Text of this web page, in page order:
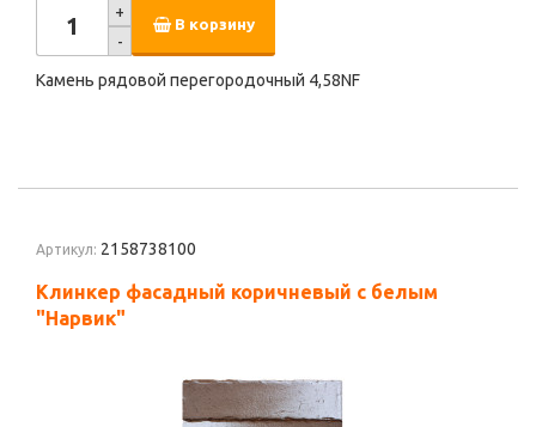
+
-
В корзину
Камень рядовой перегородочный 4,58NF
Артикул: 2158738100
Клинкер фасадный коричневый с белым
"Нарвик"